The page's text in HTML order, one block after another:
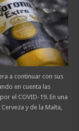
a continuar con sus
en cuenta las
el COVID-19. En una
y de la Malta,